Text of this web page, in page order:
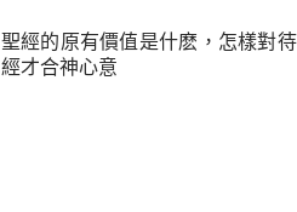
聖經的原有價值是什麽，怎樣對
經才合神心意